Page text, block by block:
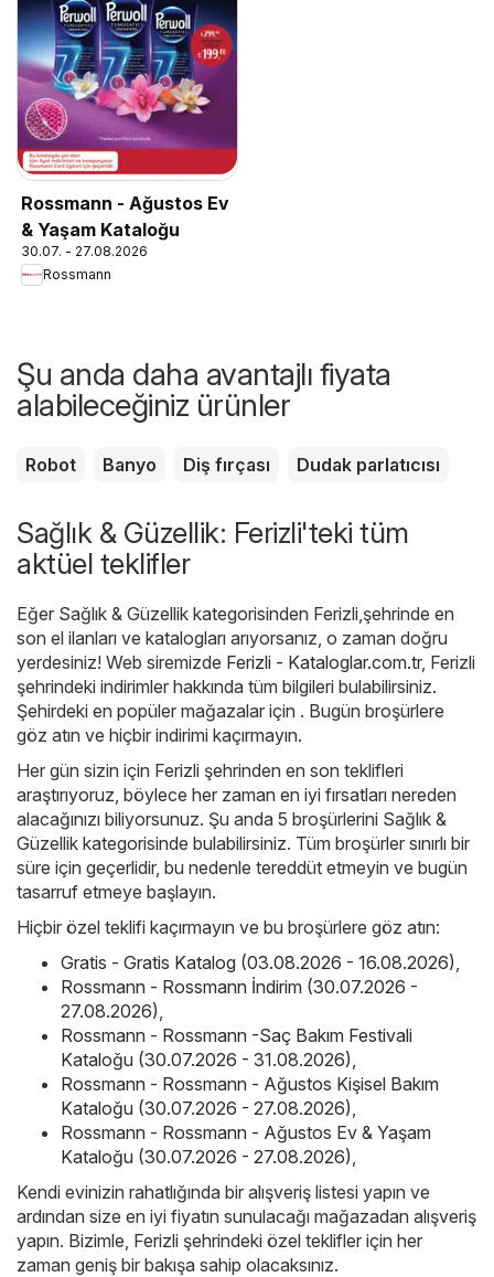
Rossmann - Ağustos Ev
& Yaşam Kataloğu
30.07. - 27.08.2026
Rossmann
Şu anda daha avantajlı fiyata
alabileceğiniz ürünler
Robot Banyo Diş fırçası Dudak parlatıcısı
Sağlık & Güzellik: Ferizli'teki tüm
aktüel teklifler
Eğer Sağlık & Güzellik kategorisinden Ferizli,şehrinde en
son el ilanları ve katalogları arıyorsanız, o zaman doğru
yerdesiniz! Web siremizde Ferizli - Kataloglar.com.tr, Ferizli
şehrindeki indirimler hakkında tüm bilgileri bulabilirsiniz.
Şehirdeki en popüler mağazalar için . Bugün broşürlere
göz atın ve hiçbir indirimi kaçırmayın.
Her gün sizin için Ferizli şehrinden en son teklifleri
araştırıyoruz, böylece her zaman en iyi fırsatları nereden
alacağınızı biliyorsunuz. Şu anda 5 broşürlerini Sağlık &
Güzellik kategorisinde bulabilirsiniz. Tüm broşürler sınırlı bir
süre için geçerlidir, bu nedenle tereddüt etmeyin ve bugün
tasarruf etmeye başlayın.
Hiçbir özel teklifi kaçırmayın ve bu broşürlere göz atın:
Gratis - Gratis Katalog (03.08.2026 - 16.08.2026)
Rossmann - Rossmann İndirim (30.07.2026 -
27.08.2026)
Rossmann - Rossmann -Saç Bakım Festivali
Kataloğu (30.07.2026 - 31.08.2026)
Rossmann - Rossmann - Ağustos Kişisel Bakım
Kataloğu (30.07.2026 - 27.08.2026)
Rossmann - Rossmann - Ağustos Ev & Yaşam
Kataloğu (30.07.2026 - 27.08.2026)
Kendi evinizin rahatlığında bir alışveriş listesi yapın ve
ardından size en iyi fiyatın sunulacağı mağazadan alışveriş
yapın. Bizimle, Ferizli şehrindeki özel teklifler için her
zaman geniş bir bakışa sahip olacaksınız.